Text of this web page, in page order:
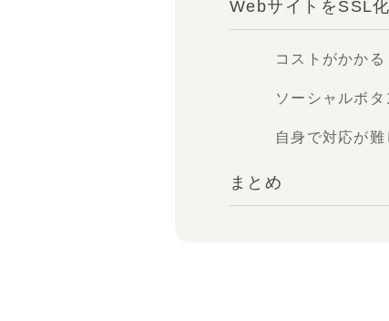
WebサイトをSSL
コストがかかる
ソーシャルボ
自身で対応が
まとめ